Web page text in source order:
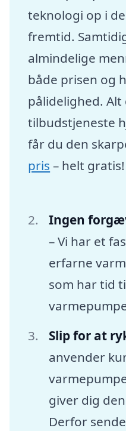
teknologi op i
fremtid.
almindelige
både prisen og
pålidelighed.
tilbudstjeneste
får du den
pris – helt gratis!
Ingen
– Vi har et
erfarne
som har tid
Slip for at
anvender
giver dig
Derfor